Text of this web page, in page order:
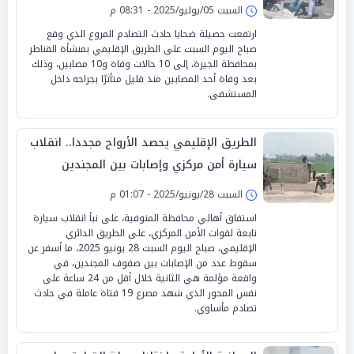
السبت 05/يوليو/2025 - 08:31 م
ارتفعت حصيلة ضحايا حادث التصادم المروع الذي وقع
صباح اليوم السبت على الطريق الإقليمي بمنشأة القناطر
بمحافظة الجيزة، إلى 10 حالات وفاة و10 مصابين، وذلك
بعد وفاة أحد المصابين منذ قليل متأثرًا بجراحه داخل
المستشفى.
الطريق الإقليمي يحصد الأرواح مجددا.. انقلاب
سيارة أمن مركزي وإصابات بين المجندين
السبت 28/يونيو/2025 - 01:07 م
استفاق أهالي محافظة المنوفية، على نبأ انقلاب سيارة
تابعة لقوات الأمن المركزي، على الطريق الدائري
الإقليمي، صباح اليوم السبت 28 يونيو 2025، ما أسفر عن
سقوط عدد من الإصابات بين صفوف المجندين، في
واقعة مؤلمة هي الثانية خلال أقل من 24 ساعة على
نفس المحور الذي شهد مصرع 19 فتاة عاملة في حادث
تصادم مأساوي.